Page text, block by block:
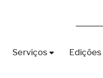
Serviços Edições